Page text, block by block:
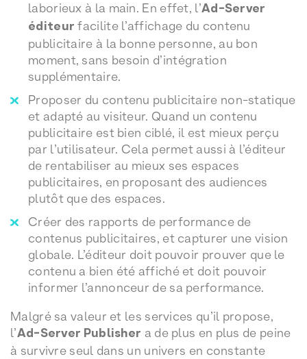
laborieux à la main. En effet, l’Ad-Server
éditeur facilite l’affichage du contenu
publicitaire à la bonne personne, au bon
moment, sans besoin d’intégration
supplémentaire.
Proposer du contenu publicitaire non-statique
et adapté au visiteur. Quand un contenu
publicitaire est bien ciblé, il est mieux perçu
par l’utilisateur. Cela permet aussi à l’éditeur
de rentabiliser au mieux ses espaces
publicitaires, en proposant des audiences
plutôt que des espaces.
Créer des rapports de performance de
contenus publicitaires, et capturer une vision
globale. L’éditeur doit pouvoir prouver que le
contenu a bien été affiché et doit pouvoir
informer l’annonceur de sa performance.
Malgré sa valeur et les services qu’il propose,
l’Ad-Server Publisher a de plus en plus de peine
à survivre seul dans un univers en constante